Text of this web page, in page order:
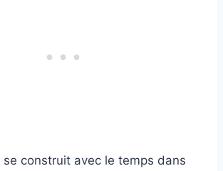
se construit avec le temps dans